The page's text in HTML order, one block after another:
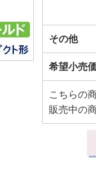
その他
希望小売
こちらの
販売中の